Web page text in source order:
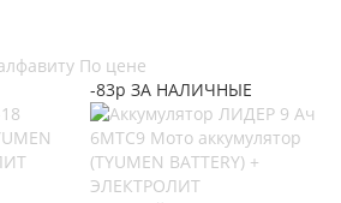
По цене
-83р ЗА НАЛИЧНЫЕ